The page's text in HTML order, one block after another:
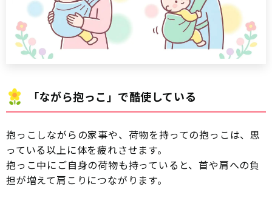
「ながら抱っこ」で酷使している
抱っこしながらの家事や、荷物を持っての抱っこは、思
っている以上に体を疲れさせます。
抱っこ中にご自身の荷物も持っていると、首や肩への負
担が増えて肩こりにつながります。